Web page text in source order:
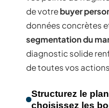
de votrebuyer
données concrètes
segmentation du
diagnostic solide
de toutes vos
Structurez le
choisissez les